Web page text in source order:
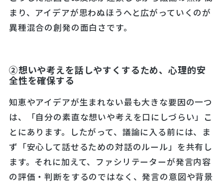
まり、アイデアが思わぬほうへと広がっていくのが
異種混合の創発の面白さです。
➁想いや考えを話しやすくするため、心理的安
全性を確保する
知恵やアイデアが生まれない最も大きな要因の一つ
は、「自分の素直な想いや考えを口にしづらい」こ
とにあります。したがって、議論に入る前には、ま
ず「安心して話せるための対話のルール」を共有し
ます。それに加えて、ファシリテーターが発言内容
の評価・判断をするのではなく、発言の意図や背景